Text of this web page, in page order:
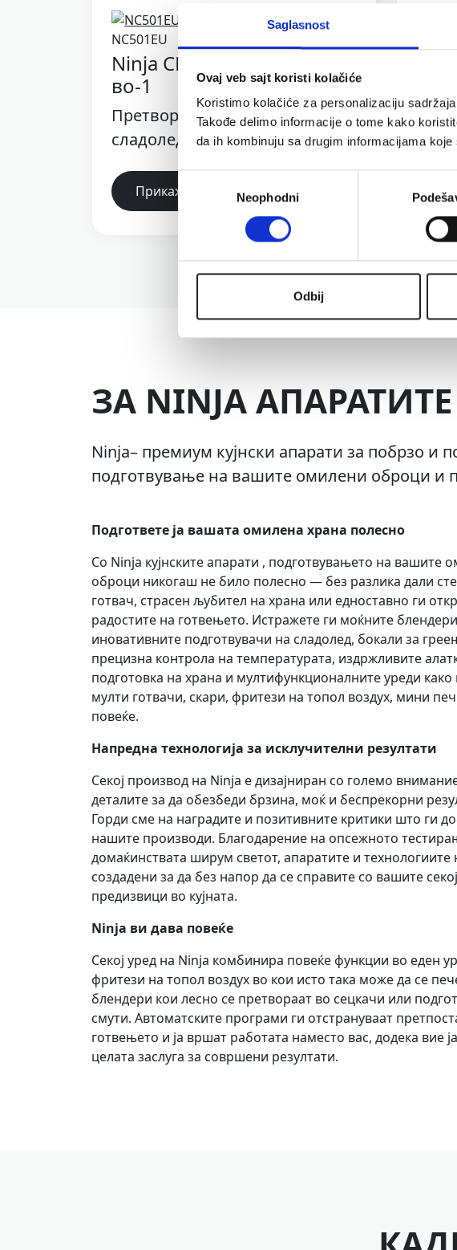
Saglasnost
Ovaj veb sajt koristi kolačiće
Koristimo kolačiće za personalizaciju
Takođe delimo informacije o tome kako
da ih kombinuju sa drugim informacijama
сагласностиNeophodni
Odbij
NC501EU
Ninja CREAMi Deluxe 10-
во-1
Претворете речиси сè во
сладолед
Прикажи повеќе
со
ЗА NINJAАПАРАТИТЕ
Ninja– премиум кујнски апарати за побрзо и
подготвување на вашите омилени оброци и
Подгответе ја вашата омилена храна полесно
Со Ninja кујнските апарати , подготвувањето на вашите
оброци никогаш не било полесно — без разлика дали сте
готвач, страсен љубител на храна или едноставно ги
радостите на готвењето. Истражете ги моќните
иновативните подготвувачи на сладолед, бокали за
прецизна контрола на температурата, издржливите
подготовка на храна и мултифункционалните уреди
мулти готвачи, скари, фритези на топол воздух, мини
повеќе.
Напредна технологија за исклучителни резултати
Секој производ на Ninja е дизајниран со големо
деталите за да обезбеди брзина, моќ и беспрекорни
Горди сме на наградите и позитивните критики што ги
нашите производи. Благодарение на опсежното
домаќинствата ширум светот, апаратите и технологиите
создадени за да без напор да се справите со вашите
предизвици во кујната.
Ninja ви дава повеќе
Секој уред на Ninja комбинира повеќе функции во еден
фритези на топол воздух во кои исто така може да се
блендери кои лесно се претвораат во сецкачи или
смути. Автоматските програми ги отстрануваат
готвењето и ја вршат работата наместо вас, додека вие
целата заслуга за совршени резултати.